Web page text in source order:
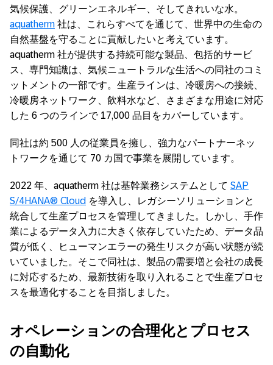
気候保護、グリーンエネルギー、そしてきれいな水。
aquatherm 社は、これらすべてを通じて、世界中の生命の
自然基盤を守ることに貢献したいと考えています。
aquatherm 社が提供する持続可能な製品、包括的サービ
ス、専門知識は、気候ニュートラルな生活への同社のコミ
ットメントの一部です。生産ラインは、冷暖房への接続、
冷暖房ネットワーク、飲料水など、さまざまな用途に対応
した 6 つのラインで 17,000 品目をカバーしています。
同社は約 500 人の従業員を擁し、強力なパートナーネッ
トワークを通じて 70 カ国で事業を展開しています。
2022 年、aquatherm 社は基幹業務システムとして SAP
S/4HANA® Cloud を導入し、レガシーソリューションと
統合して生産プロセスを管理してきました。しかし、手作
業によるデータ入力に大きく依存していたため、データ品
質が低く、ヒューマンエラーの発生リスクが高い状態が続
いていました。そこで同社は、製品の需要増と会社の成長
に対応するため、最新技術を取り入れることで生産プロセ
スを最適化することを目指しました。
オペレーションの合理化とプロセス
の自動化